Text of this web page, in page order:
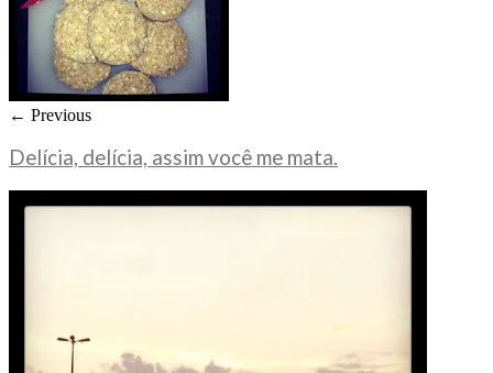
← Previous
Delícia, delícia, assim você me mata.